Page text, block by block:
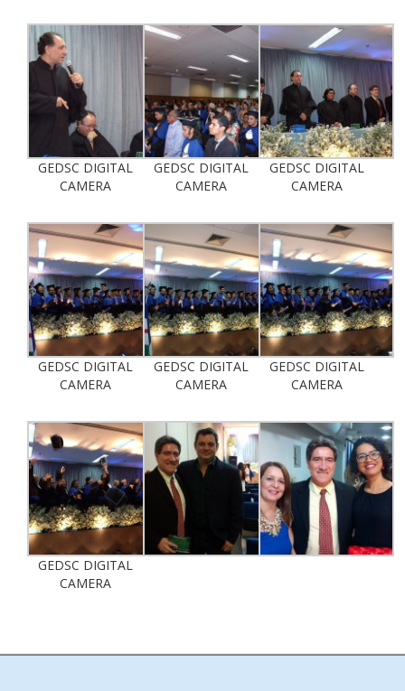
GEDSC DIGITAL
CAMERA
GEDSC DIGITAL
CAMERA
GEDSC DIGITAL
CAMERA
GEDSC DIGITAL
CAMERA
GEDSC DIGITAL
CAMERA
GEDSC DIGITAL
CAMERA
GEDSC DIGITAL
CAMERA